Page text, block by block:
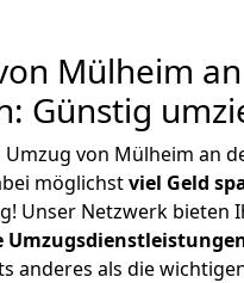
Mülheim
Günstig
Umzug von Mülheim an
möglichstviel Geld
Unser Netzwerk bieten
anderes als die